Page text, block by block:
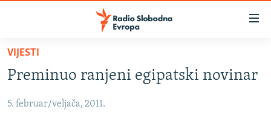
Pređite
glavni
Pređite
BOSNA I HERCEGOVINA
SRBIJA
VIJESTI
Preminuo ranjeni egipatski novinar
5. februar/veljača, 2011.